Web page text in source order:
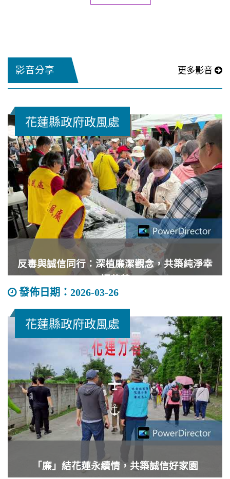
影音分享 更多影音
花蓮縣政府政風處
反毒與誠信同行：深植廉潔觀念，共築純淨幸
福花蓮
彰化縣政府政風
發佈日期：2026-03-26
花蓮縣政府政風處
「廉」結花蓮永續情，共築誠信好家園